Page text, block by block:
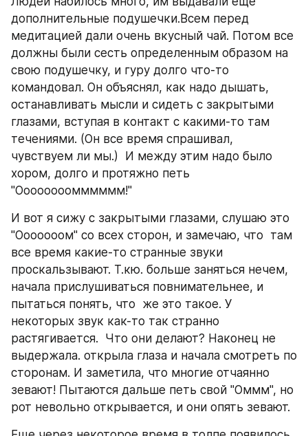
дополнительные подушечки.Всем перед
медитацией дали очень вкусный чай. Потом все
должны были сесть определенным образом на
свою подушечку, и гуру долго что-то
командовал. Он объяснял, как надо дышать,
останавливать мысли и сидеть с закрытыми
глазами, вступая в контакт с какими-то там
течениями. (Он все время спрашивал,
чувствуем ли мы.)  И между этим надо было
хором, долго и протяжно петь
"Оооооооомммммм!"
И вот я сижу с закрытыми глазами, слушаю это
"Ооооооом" со всех сторон, и замечаю, что  там
все время какие-то странные звуки
проскальзывают. Т.кю. больше заняться нечем,
начала прислушиваться повнимательнее, и
пытаться понять, что  же это такое. У
некоторых звук как-то так странно
растягивается.  Что они делают? Наконец не
выдержала. открыла глаза и начала смотреть по
сторонам. И заметила, что многие отчаянно
зевают! Пытаются дальше петь свой "Оммм", но
рот невольно открывается, и они опять зевают.